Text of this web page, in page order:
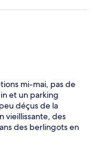
mi-mai, pas de
et un parking
déçus de la
vieillissante, des
des berlingots en
déjeuner sur la
viennoiseries